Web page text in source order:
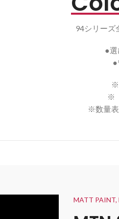
94シリーズ
●選
●
※
※
※数量表
MATT PAINT,